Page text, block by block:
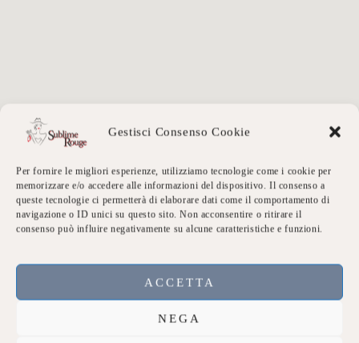
Gestisci Consenso Cookie
Per fornire le migliori esperienze, utilizziamo tecnologie come i cookie per
memorizzare e/o accedere alle informazioni del dispositivo. Il consenso a
queste tecnologie ci permetterà di elaborare dati come il comportamento di
navigazione o ID unici su questo sito. Non acconsentire o ritirare il
consenso può influire negativamente su alcune caratteristiche e funzioni.
ACCETTA
NEGA